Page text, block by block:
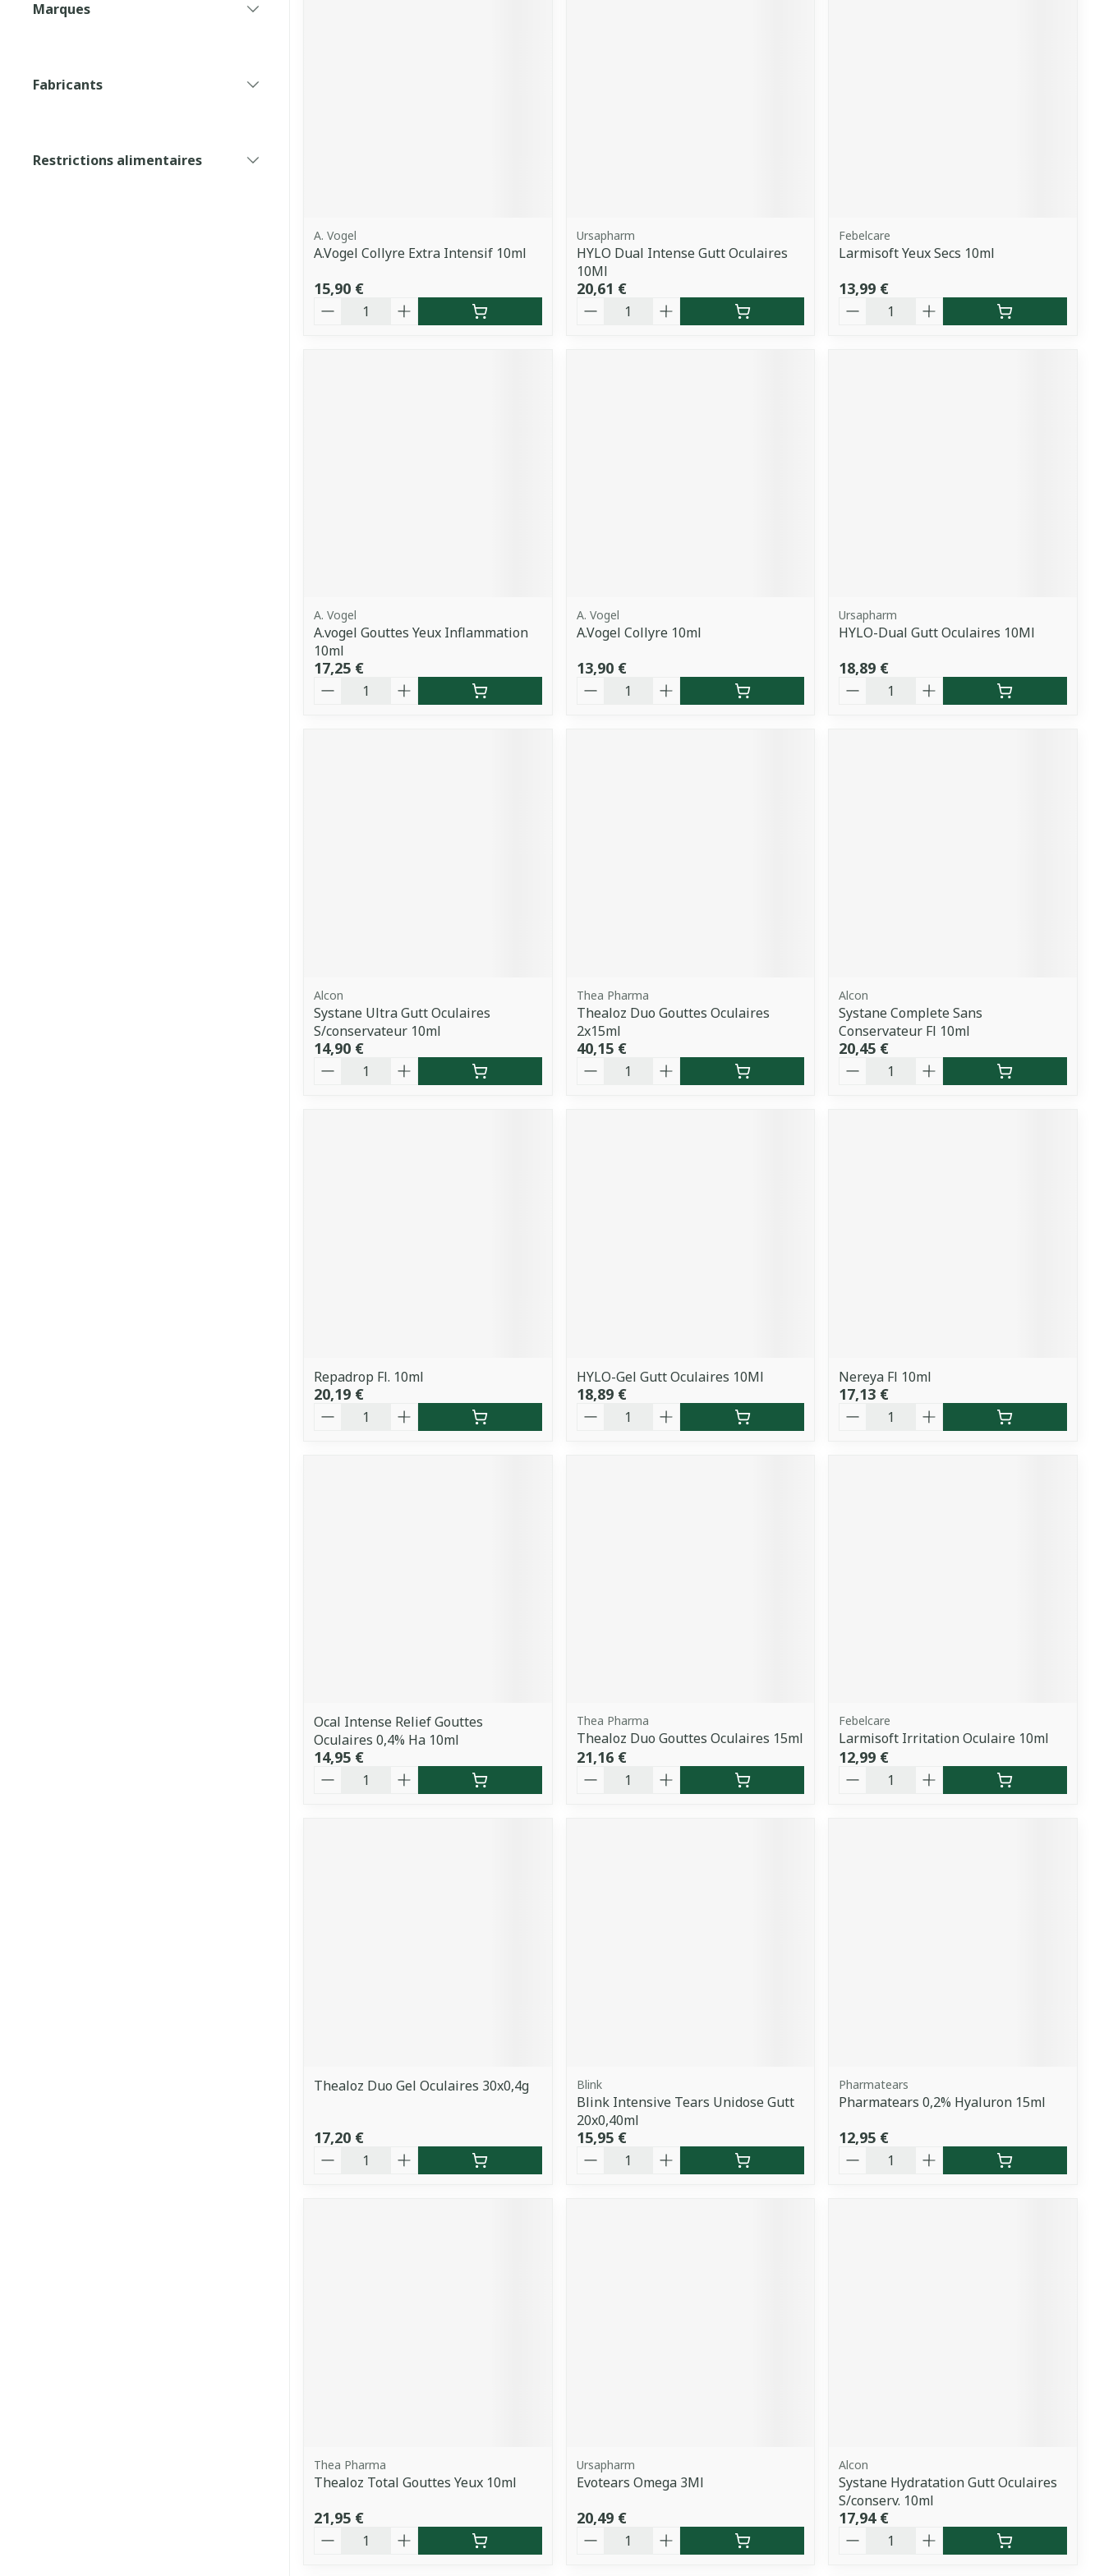
Marques
Fabricants
Restrictions alimentaires
A. Vogel
A.Vogel Collyre Extra Intensif 10ml
15,90 €
Quantité
Ursapharm
HYLO Dual Intense Gutt Oculaires
10Ml
20,61 €
Quantité
Febelcare
Larmisoft Yeux Secs 10ml
13,99 €
Quantité
A. Vogel
A.vogel Gouttes Yeux Inflammation
10ml
17,25 €
Quantité
A. Vogel
A.Vogel Collyre 10ml
13,90 €
Quantité
Ursapharm
HYLO-Dual Gutt Oculaires 10Ml
18,89 €
Quantité
Alcon
Systane Ultra Gutt Oculaires
S/conservateur 10ml
14,90 €
Quantité
Thea Pharma
Thealoz Duo Gouttes Oculaires
2x15ml
40,15 €
Quantité
Alcon
Systane Complete Sans
Conservateur Fl 10ml
20,45 €
Quantité
Repadrop Fl. 10ml
20,19 €
Quantité
HYLO-Gel Gutt Oculaires 10Ml
18,89 €
Quantité
Nereya Fl 10ml
17,13 €
Quantité
Ocal Intense Relief Gouttes
Oculaires 0,4% Ha 10ml
14,95 €
Quantité
Thea Pharma
Thealoz Duo Gouttes Oculaires 15ml
21,16 €
Quantité
Febelcare
Larmisoft Irritation Oculaire 10ml
12,99 €
Quantité
Thealoz Duo Gel Oculaires 30x0,4g
17,20 €
Quantité
Blink
Blink Intensive Tears Unidose Gutt
20x0,40ml
15,95 €
Quantité
Pharmatears
Pharmatears 0,2% Hyaluron 15ml
12,95 €
Quantité
Thea Pharma
Thealoz Total Gouttes Yeux 10ml
21,95 €
Quantité
Ursapharm
Evotears Omega 3Ml
20,49 €
Quantité
Alcon
Systane Hydratation Gutt Oculaires
S/conserv. 10ml
17,94 €
Quantité